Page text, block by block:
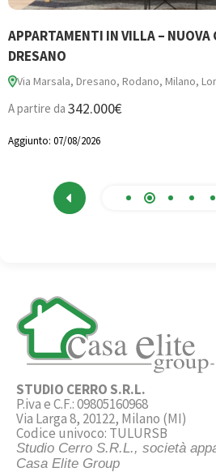
APPARTAMENTI IN VILLA – NUOVA
DRESANO
Via Marsala, Dresano, Rodano, Milano,
A partire da 342.000€
Aggiunto: 07/08/2026
STUDIO CERRO S.R.L.
P.iva e C.F.: 09805160968
Via Larga 8, 20122, Milano (MI)
Codice univoco: TULURSB
Studio Cerro S.R.L., società
Casa Elite Group